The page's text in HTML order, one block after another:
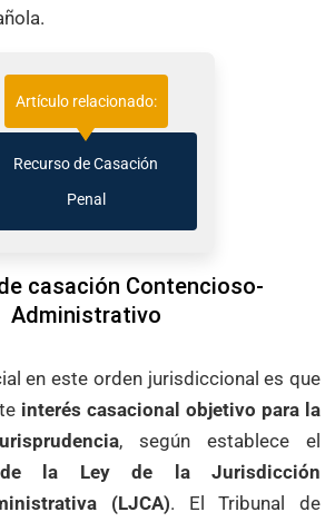
Artículo relacionado:
Recurso de Casación
Penal
casación Contencioso-
Administrativo
en este orden jurisdiccional es que
interés casacional objetivo para la
, según establece el
la Ley de la Jurisdicción
(LJCA). El Tribunal de